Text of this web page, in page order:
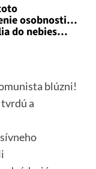
osobnosti…
do nebies…
blúzni!
a